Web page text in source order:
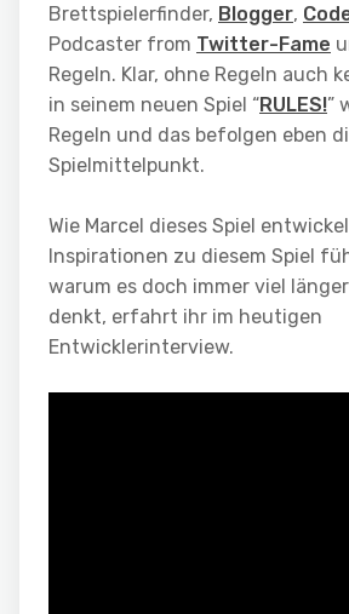
Brettspielerfinder, Blogger,
Podcaster from Twitter-Fame
Regeln. Klar, ohne Regeln auch
in seinem neuen Spiel “RULES!”
Regeln und das befolgen eben
Spielmittelpunkt.
Wie Marcel dieses Spiel
Inspirationen zu diesem Spiel
warum es doch immer viel
denkt, erfahrt ihr im heutigen
Entwicklerinterview.